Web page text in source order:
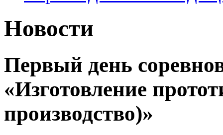
Новости
Первый день
«Изготовление
производство)»